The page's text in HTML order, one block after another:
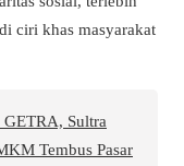
ciri khas masyarakat
Sultra
Tembus Pasar